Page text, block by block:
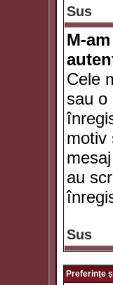
Sus
M-
Cele
sau o
motiv
au
Sus
Preferinţe